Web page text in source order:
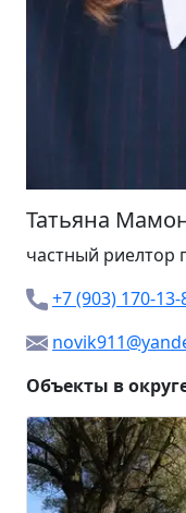
Татьяна
частный риелтор
+7 (903) 170-13-
Объекты в